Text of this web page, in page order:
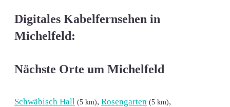
Digitales Kabelfernsehen in
Michelfeld:
Nächste Orte um Michelfeld
Schwäbisch Hall (5 km), Rosengarten (5 km),